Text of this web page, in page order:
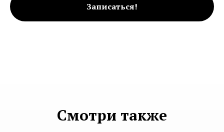
Записаться!
Смотри также